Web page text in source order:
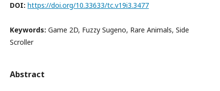
DOI: https://doi.org/10.33633/tc.v19i3.3477
Keywords: Game 2D, Fuzzy Sugeno, Rare Animals, Side
Scroller
Abstract